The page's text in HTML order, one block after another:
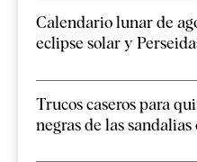
Calendario lunar de
eclipse solar y
Trucos caseros para
negras de las sandalias